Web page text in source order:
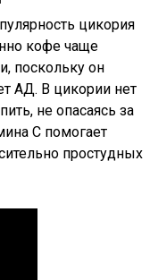
цикория
кофе чаще
поскольку он
АД. В цикории нет
не опасаясь за
С помогает
простудных